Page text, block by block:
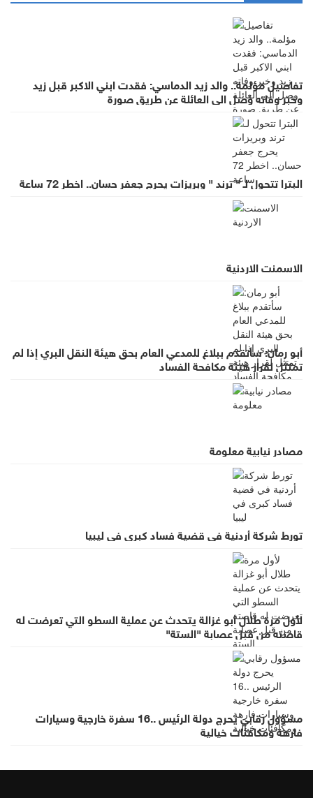
تفاصيل مؤلمة.. والد زيد الدماسي: فقدت ابني الاكبر قبل زيد
وخبر وفاته وصل الى العائلة عن طريق صورة
البترا تتحول لـ " ترند " وبريزات يحرج جعفر حسان.. اخطر 72 ساعة
الاسمنت الاردنية
أبو رمان: سأتقدم ببلاغ للمدعي العام بحق هيئة النقل البري إذا لم
تمتثل لقرار هيئة مكافحة الفساد
مصادر نيابية معلومة
تورط شركة أردنية في قضية فساد كبرى في ليبيا
لأول مرة طلال أبو غزالة يتحدث عن عملية السطو التي تعرضت له
قاصته من قبل عصابة "الستة"
مسؤول رقابي يحرج دولة الرئيس ..16 سفرة خارجية وسيارات
فارهة ومكافئات خيالية